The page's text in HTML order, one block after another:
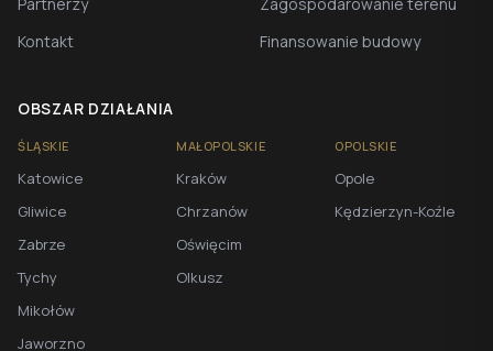
Kontakt
Finansowanie budowy
OBSZAR DZIAŁANIA
ŚLĄSKIE
Katowice
Gliwice
Zabrze
Tychy
Mikołów
Jaworzno
MAŁOPOLSKIE
Kraków
Chrzanów
Oświęcim
Olkusz
OPOLSKIE
Opole
Kędzierzyn-Koźle